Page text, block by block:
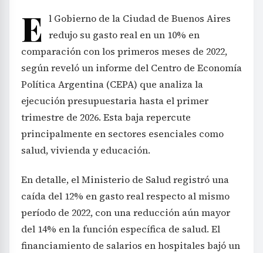
E l Gobierno de la Ciudad de Buenos Aires
redujo su gasto real en un 10% en
comparación con los primeros meses de 2022,
según reveló un informe del Centro de Economía
Política Argentina (CEPA) que analiza la
ejecución presupuestaria hasta el primer
trimestre de 2026. Esta baja repercute
principalmente en sectores esenciales como
salud, vivienda y educación.
En detalle, el Ministerio de Salud registró una
caída del 12% en gasto real respecto al mismo
período de 2022, con una reducción aún mayor
del 14% en la función específica de salud. El
financiamiento de salarios en hospitales bajó un